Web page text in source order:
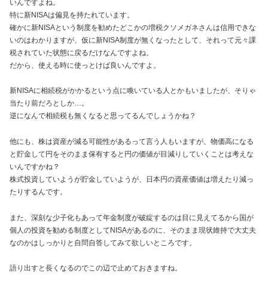
いんですよね。
特に新NISAは偏見を持たれています。
確かに新NISAという制度を勧めたどこかの増税クソメガネさんは信用できな
いのはわかりますが、仮に新NISA制度が無くなったとして、それって元々課
税されていた状態に戻るだけなんですよね。
だから、使える時に使っとけば良いんですよ。
新NISAに相続税がかかるという点に喚いている人とかもいましたが、そりゃ
当たり前だろとしか…。
逆になんで相続税も無くなると思ってるんでしょうかね？
他にも、株は資産が減る可能性があるって言う人もいますが、物価高になる
と貯金して円をそのまま保有すると円の価値が目減りしていくことは考えな
いんですかね？
株式投資していようが貯金していようが、日本円の資産価値は増えたり減っ
たりするんです。
また、深刻な少子化もあって年金制度が破綻するのは目に見えてるから国が
個人の投資を勧める制度としてNISAがあるのに、そのまま現状維持で大丈夫
なのかはしっかりと自問自答してみて欲しいところです。
語り出すと長くなるのでこの辺で止めておきますね。